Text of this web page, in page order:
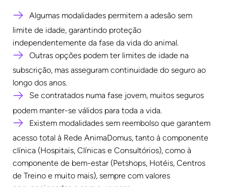
Algumas modalidades permitem a adesão sem
limite de idade, garantindo proteção
independentemente da fase da vida do animal.
Outras opções podem ter limites de idade na
subscrição, mas asseguram continuidade do seguro ao
longo dos anos.
Se contratados numa fase jovem, muitos seguros
podem manter-se válidos para toda a vida.
Existem modalidades sem reembolso que garantem
acesso total à Rede AnimaDomus, tanto à componente
clínica (Hospitais, Clínicas e Consultórios), como à
componente de bem-estar (Petshops, Hotéis, Centros
de Treino e muito mais), sempre com valores